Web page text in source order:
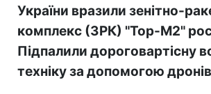
України вразили зенітно-
комплекс (ЗРК) "Тор-М2"
Підпалили дороговартісну
техніку за допомогою